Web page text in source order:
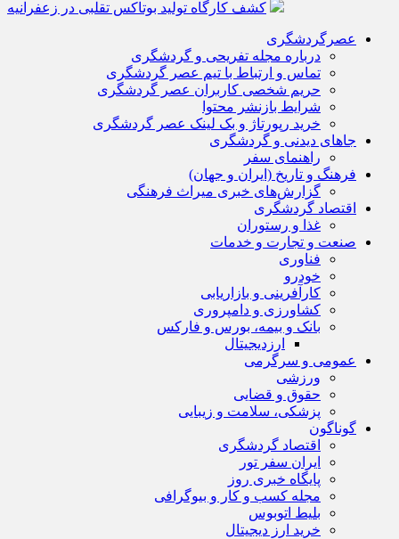
کشف کارگاه تولید بوتاکس تقلبی در زعفرانیه
عصرگردشگری
درباره مجله تفریحی و گردشگری
تماس و ارتباط با تیم عصر گردشگری
حریم شخصی کاربران عصر گردشگری
شرایط بازنشر محتوا
خرید رپورتاژ و بک لینک عصر گردشگری
جاهای دیدنی و گردشگری
راهنمای سفر
فرهنگ و تاریخ (ایران و جهان)
گزارش‌های خبری میراث فرهنگی
اقتصاد گردشگری
غذا و رستوران
صنعت و تجارت و خدمات
فناوری
خودرو
کارآفرینی و بازاریابی
کشاورزی و دامپروری
بانک و بیمه، بورس و فارکس
ارزدیجیتال
عمومی و سرگرمی
ورزشی
حقوق و قضایی
پزشکی، سلامت و زیبایی
گوناگون
اقتصاد گردشگری
ایران سفر تور
پایگاه خبری روز
مجله کسب و کار و بیوگرافی
بلیط اتوبوس
خرید ارز دیجیتال